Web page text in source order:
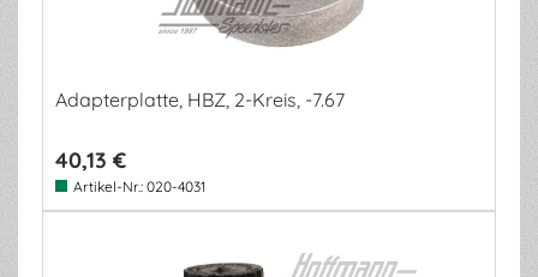
Adapterplatte, HBZ, 2-Kreis, -7.67
40,13 €
Artikel-Nr.: 020-4031